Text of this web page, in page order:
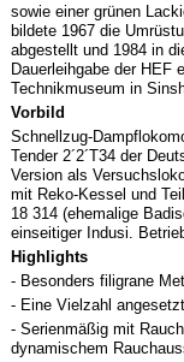
sowie einer grünen
bildete 1967 die
abgestellt und 1984 in
Dauerleihgabe der HEF
Technikmuseum in
Vorbild
Schnellzug-
Tender 2´2´T34 der
Version als
mit Reko-Kessel und
18 314 (ehemalige
einseitiger Indusi.
Highlights
- Besonders filigrane
- Eine Vielzahl
- Serienmäßig mit
dynamischem